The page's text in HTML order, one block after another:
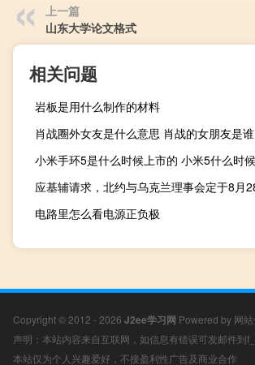
上一篇
山东大学论文格式
相关问题
岩板是用什么制作的材料
肖战圈外女友是什么意思 肖战的女朋友是谁
小米手环5是什么时候上市的 小米5什么时
应基辅请求，北约与乌克兰理事会定于8月
电路里怎么看电源正负极
Copyright © 2012 - 2026 J2ee学习网 Powered by 网
声明：本站内容来自互联网，如信息有错误可发邮件到
本站仅为个人兴趣爱好，不接盈利性广告及商业合作